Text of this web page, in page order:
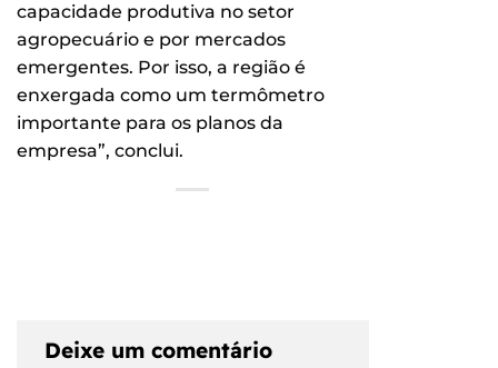
capacidade produtiva no setor
agropecuário e por mercados
emergentes. Por isso, a região é
enxergada como um termômetro
importante para os planos da
empresa”, conclui.
Deixe um comentário